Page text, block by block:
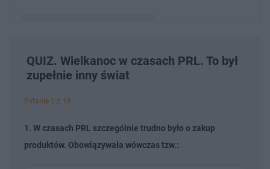
Post udostępniony przez Luke Patrick Hoogmoed
(@lukepatrickh)
QUIZ. Wielkanoc w czasach PRL. To był
zupełnie inny świat
Pytanie 1 z 10
1. W czasach PRL szczególnie trudno było o zakup
produktów. Obowiązywała wówczas tzw.: